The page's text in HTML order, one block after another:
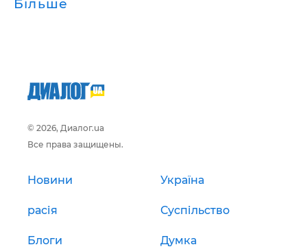
Більше
© 2026, Диалог.ua
Все права защищены.
Новини Україна
расія Суспільство
Блоги Думка